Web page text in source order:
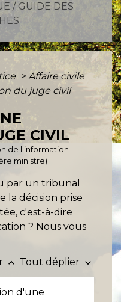
/ GUIDE DES
> Affaire civile
du juge civil
CIVIL
de l'information
ministre)
par un tribunal
la décision prise
c'est-à-dire
? Nous vous
keyboard_arrow_up Tout déplier keyboard_arrow_down
d'une